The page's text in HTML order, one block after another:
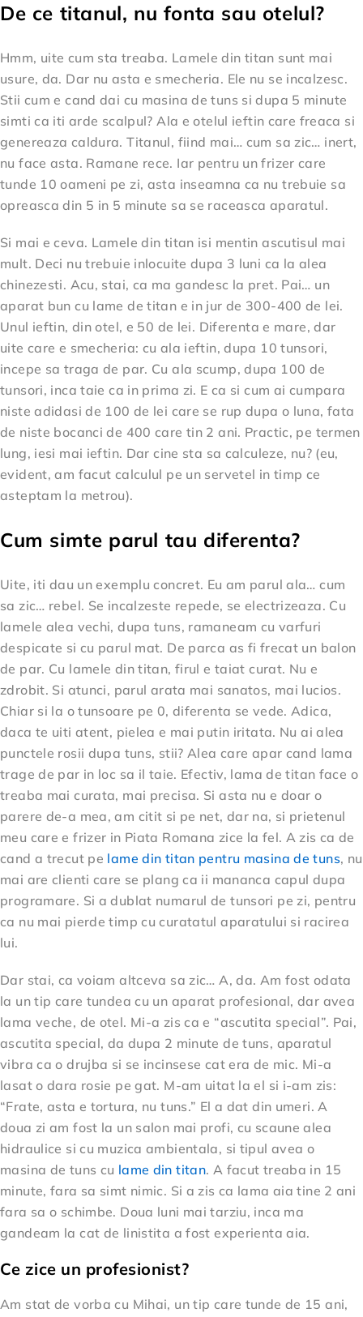
De ce titanul, nu fonta sau otelul?
Hmm, uite cum sta treaba. Lamele din titan sunt mai
usure, da. Dar nu asta e smecheria. Ele nu se incalzesc.
Stii cum e cand dai cu masina de tuns si dupa 5 minute
simti ca iti arde scalpul? Ala e otelul ieftin care freaca si
genereaza caldura. Titanul, fiind mai… cum sa zic… inert,
nu face asta. Ramane rece. Iar pentru un frizer care
tunde 10 oameni pe zi, asta inseamna ca nu trebuie sa
opreasca din 5 in 5 minute sa se raceasca aparatul.
Si mai e ceva. Lamele din titan isi mentin ascutisul mai
mult. Deci nu trebuie inlocuite dupa 3 luni ca la alea
chinezesti. Acu, stai, ca ma gandesc la pret. Pai… un
aparat bun cu lame de titan e in jur de 300-400 de lei.
Unul ieftin, din otel, e 50 de lei. Diferenta e mare, dar
uite care e smecheria: cu ala ieftin, dupa 10 tunsori,
incepe sa traga de par. Cu ala scump, dupa 100 de
tunsori, inca taie ca in prima zi. E ca si cum ai cumpara
niste adidasi de 100 de lei care se rup dupa o luna, fata
de niste bocanci de 400 care tin 2 ani. Practic, pe termen
lung, iesi mai ieftin. Dar cine sta sa calculeze, nu? (eu,
evident, am facut calculul pe un servetel in timp ce
asteptam la metrou).
Cum simte parul tau diferenta?
Uite, iti dau un exemplu concret. Eu am parul ala… cum
sa zic… rebel. Se incalzeste repede, se electrizeaza. Cu
lamele alea vechi, dupa tuns, ramaneam cu varfuri
despicate si cu parul mat. De parca as fi frecat un balon
de par. Cu lamele din titan, firul e taiat curat. Nu e
zdrobit. Si atunci, parul arata mai sanatos, mai lucios.
Chiar si la o tunsoare pe 0, diferenta se vede. Adica,
daca te uiti atent, pielea e mai putin iritata. Nu ai alea
punctele rosii dupa tuns, stii? Alea care apar cand lama
trage de par in loc sa il taie. Efectiv, lama de titan face o
treaba mai curata, mai precisa. Si asta nu e doar o
parere de-a mea, am citit si pe net, dar na, si prietenul
meu care e frizer in Piata Romana zice la fel. A zis ca de
cand a trecut pe lame din titan pentru masina de tuns, nu
mai are clienti care se plang ca ii mananca capul dupa
programare. Si a dublat numarul de tunsori pe zi, pentru
ca nu mai pierde timp cu curatatul aparatului si racirea
lui.
Dar stai, ca voiam altceva sa zic… A, da. Am fost odata
la un tip care tundea cu un aparat profesional, dar avea
lama veche, de otel. Mi-a zis ca e “ascutita special”. Pai,
ascutita special, da dupa 2 minute de tuns, aparatul
vibra ca o drujba si se incinsese cat era de mic. Mi-a
lasat o dara rosie pe gat. M-am uitat la el si i-am zis:
“Frate, asta e tortura, nu tuns.” El a dat din umeri. A
doua zi am fost la un salon mai profi, cu scaune alea
hidraulice si cu muzica ambientala, si tipul avea o
masina de tuns cu lame din titan. A facut treaba in 15
minute, fara sa simt nimic. Si a zis ca lama aia tine 2 ani
fara sa o schimbe. Doua luni mai tarziu, inca ma
gandeam la cat de linistita a fost experienta aia.
Ce zice un profesionist?
Am stat de vorba cu Mihai, un tip care tunde de 15 ani,